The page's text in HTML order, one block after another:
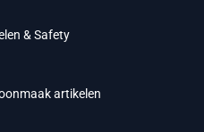
& Safety
artikelen